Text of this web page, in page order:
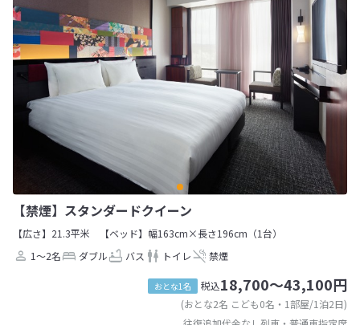
【禁煙】スタンダードクイーン
【広さ】21.3平米
【ベッド】幅163cm×長さ196cm（1台）
1～2名
ダブル バス トイレ 禁煙
おとな1名 税込18,700～43,100円
(おとな2名 こども0名・1部屋/1泊2日)